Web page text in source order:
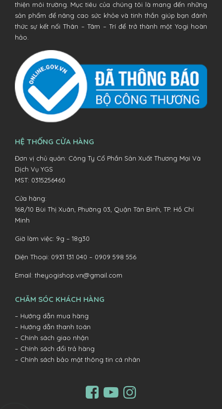
thiện môi trường. Mục tiêu của chúng tôi là mang đến những
sản phẩm để nâng cao sức khỏe và tinh thần giúp bạn đánh
thức sự kết nối Thân – Tâm – Trí để trở thành một Yogi hoàn
hảo.
HỆ THỐNG CỬA HÀNG
Đơn vị chủ quản: Công Ty Cổ Phần Sản Xuất Thương Mại Và
Dịch Vụ YGS
MST: 0315256460
Cửa hàng:
168/10 Bùi Thị Xuân, Phường 03, Quận Tân Bình, TP. Hồ Chí
Minh
Giờ làm việc: 9g – 18g30
Điện Thoại: 0931 131 040 – 0909 598 556
Email: theyogishop.vn@gmail.com
CHĂM SÓC KHÁCH HÀNG
– Hướng dẫn mua hàng
– Hướng dẫn thanh toán
– Chính sách giao nhận
– Chính sách đổi trả hàng
– Chính sách bảo mật thông tin cá nhân